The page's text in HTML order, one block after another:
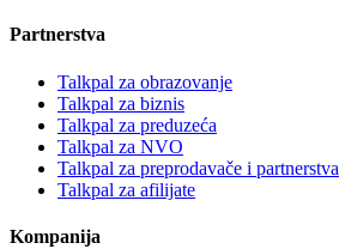
Partnerstva
Talkpal za obrazovanje
Talkpal za biznis
Talkpal za preduzeća
Talkpal za NVO
Talkpal za preprodavače i partnerstva
Talkpal za afilijate
Kompanija